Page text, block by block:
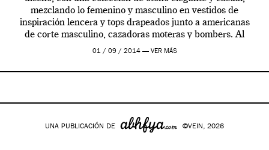
mezclando lo femenino y masculino en vestidos de
inspiración lencera y tops drapeados junto a americanas
de corte masculino, cazadoras moteras y bombers. Al
frente de la […]
01 / 09 / 2014 — VER MÁS
UNA PUBLICACIÓN DE ©VEIN, 2026